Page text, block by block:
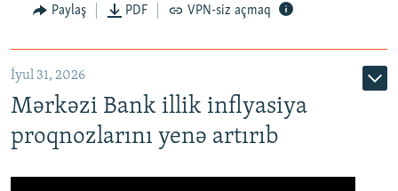
Paylaş PDF VPN-siz açmaq
İyul 31, 2026
Mərkəzi Bank illik inflyasiya
proqnozlarını yenə artırıb